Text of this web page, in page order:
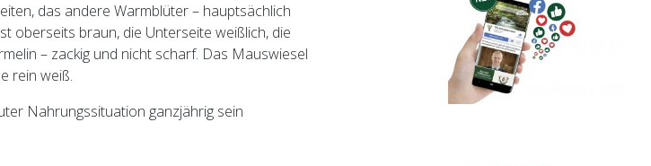
das andere Warmblüter – hauptsächlich
oberseits braun, die Unterseite weißlich, die
– zackig und nicht scharf. Das Mauswiesel
rein weiß.
Nahrungssituation ganzjährig sein